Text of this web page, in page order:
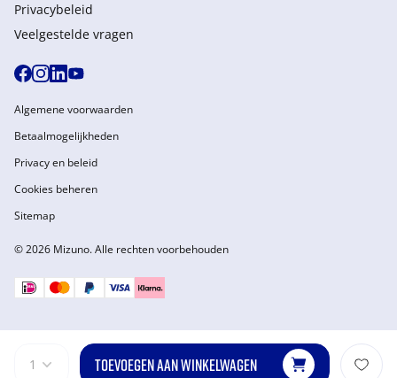
1 TOEVOEGEN AAN WINKELWAGEN
Privacybeleid
Veelgestelde vragen
© 2026 Mizuno. Alle rechten voorbehouden
Algemene voorwaarden
Betaalmogelijkheden
Privacy en beleid
Cookies beheren
Sitemap